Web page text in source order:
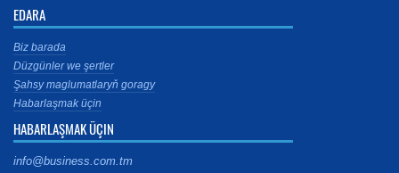
EDARA
Biz barada
Düzgünler we şertler
Şahsy maglumatlaryň goragy
Habarlaşmak üçin
HABARLAŞMAK ÜÇIN
info@business.com.tm